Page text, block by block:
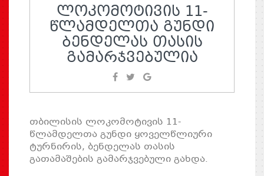
ᲚᲝᲙᲝᲛᲝᲢᲘᲕᲘᲡ 11-
ᲬᲚᲐᲛᲓᲔᲚᲗᲐ ᲒᲣᲜᲓᲘ
ᲑᲔᲜᲓᲔᲚᲐᲡ ᲗᲐᲡᲘᲡ
ᲒᲐᲛᲐᲠᲯᲕᲔᲑᲣᲚᲘᲐ
თბილისის ლოკომოტივის 11-
წლამდელთა გუნდი ყოველწლიური
ტურნირის, ბენდელას თასის
გათამაშების გამარჯვებული გახდა.